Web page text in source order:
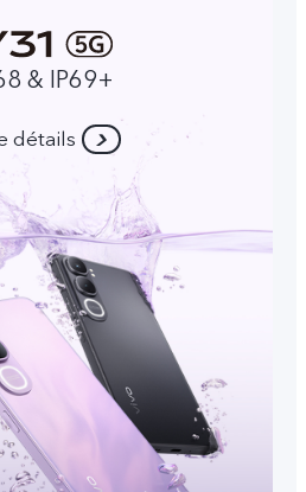
& IP69+
détails